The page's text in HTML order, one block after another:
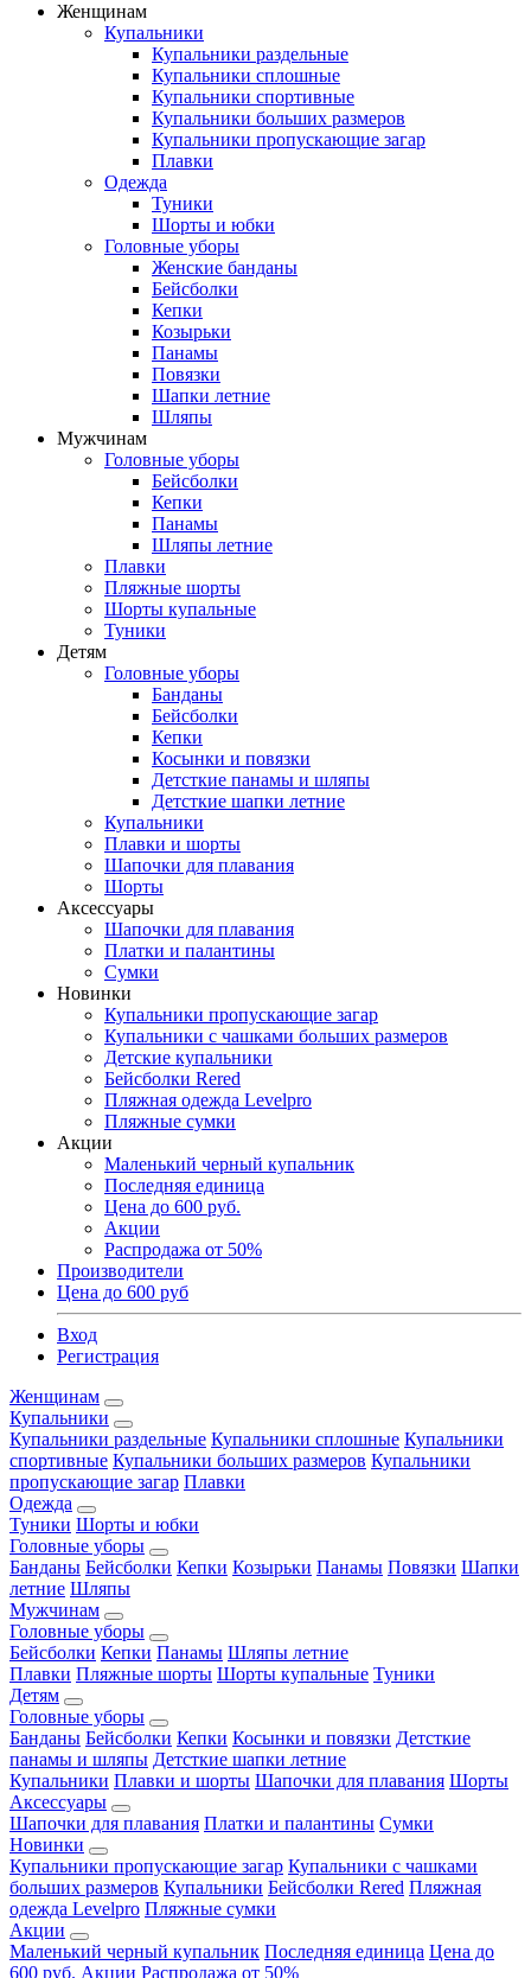
Женщинам
Купальники
Купальники раздельные
Купальники сплошные
Купальники спортивные
Купальники больших размеров
Купальники пропускающие загар
Плавки
Одежда
Туники
Шорты и юбки
Головные уборы
Женские банданы
Бейсболки
Кепки
Козырьки
Панамы
Повязки
Шапки летние
Шляпы
Мужчинам
Головные уборы
Бейсболки
Кепки
Панамы
Шляпы летние
Плавки
Пляжные шорты
Шорты купальные
Туники
Детям
Головные уборы
Банданы
Бейсболки
Кепки
Косынки и повязки
Детсткие панамы и шляпы
Детсткие шапки летние
Купальники
Плавки и шорты
Шапочки для плавания
Шорты
Аксессуары
Шапочки для плавания
Платки и палантины
Сумки
Новинки
Купальники пропускающие загар
Купальники с чашками больших размеров
Детские купальники
Бейсболки Rered
Пляжная одежда Levelpro
Пляжные сумки
Акции
Маленький черный купальник
Последняя единица
Цена до 600 руб.
Акции
Распродажа от 50%
Производители
Цена до 600 руб
Вход
Регистрация
Женщинам
Купальники
Купальники раздельные Купальники сплошные Купальники
спортивные Купальники больших размеров Купальники
пропускающие загар Плавки
Одежда
Туники Шорты и юбки
Головные уборы
Банданы Бейсболки Кепки Козырьки Панамы Повязки Шапки
летние Шляпы
Мужчинам
Головные уборы
Бейсболки Кепки Панамы Шляпы летние
Плавки Пляжные шорты Шорты купальные Туники
Детям
Головные уборы
Банданы Бейсболки Кепки Косынки и повязки Детсткие
панамы и шляпы Детсткие шапки летние
Купальники Плавки и шорты Шапочки для плавания Шорты
Аксессуары
Шапочки для плавания Платки и палантины Сумки
Новинки
Купальники пропускающие загар Купальники с чашками
больших размеров Купальники Бейсболки Rered Пляжная
одежда Levelpro Пляжные сумки
Акции
Маленький черный купальник Последняя единица Цена до
600 руб. Акции Распродажа от 50%